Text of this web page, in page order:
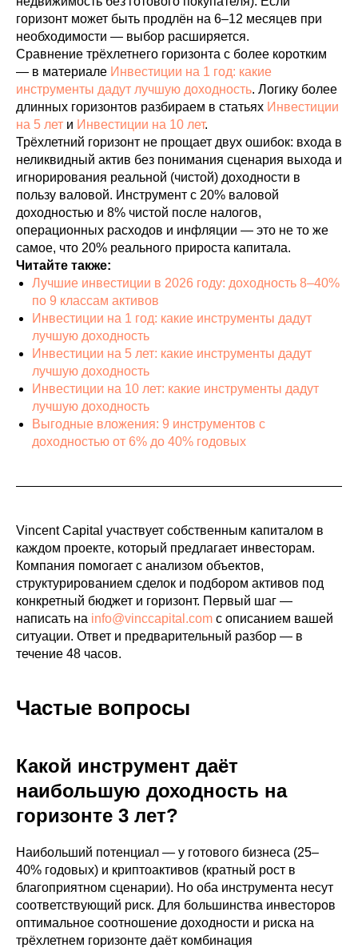
горизонт может быть продлён на 6–12 месяцев при
необходимости — выбор расширяется.
Сравнение трёхлетнего горизонта с более коротким
— в материале Инвестиции на 1 год: какие
инструменты дадут лучшую доходность. Логику более
длинных горизонтов разбираем в статьях Инвестиции
на 5 лет и Инвестиции на 10 лет.
Трёхлетний горизонт не прощает двух ошибок: входа в
неликвидный актив без понимания сценария выхода и
игнорирования реальной (чистой) доходности в
пользу валовой. Инструмент с 20% валовой
доходностью и 8% чистой после налогов,
операционных расходов и инфляции — это не то же
самое, что 20% реального прироста капитала.
Читайте также:
Лучшие инвестиции в 2026 году: доходность 8–40%
по 9 классам активов
Инвестиции на 1 год: какие инструменты дадут
лучшую доходность
Инвестиции на 5 лет: какие инструменты дадут
лучшую доходность
Инвестиции на 10 лет: какие инструменты дадут
лучшую доходность
Выгодные вложения: 9 инструментов с
доходностью от 6% до 40% годовых
Vincent Capital участвует собственным капиталом в
каждом проекте, который предлагает инвесторам.
Компания помогает с анализом объектов,
структурированием сделок и подбором активов под
конкретный бюджет и горизонт. Первый шаг —
написать на info@vinccapital.com с описанием вашей
ситуации. Ответ и предварительный разбор — в
течение 48 часов.
Частые вопросы
Какой инструмент даёт
наибольшую доходность на
горизонте 3 лет?
Наибольший потенциал — у готового бизнеса (25–
40% годовых) и криптоактивов (кратный рост в
благоприятном сценарии). Но оба инструмента несут
соответствующий риск. Для большинства инвесторов
оптимальное соотношение доходности и риска на
трёхлетнем горизонте даёт комбинация